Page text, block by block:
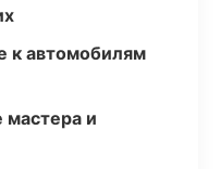
к автомобилям
и